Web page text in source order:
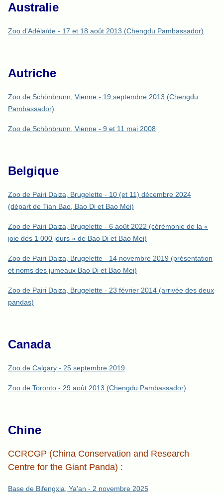
Australie
Zoo d'Adélaïde - 17 et 18 août 2013 (Chengdu Pambassador)
Autriche
Zoo de Schönbrunn, Vienne - 19 septembre 2013 (Chengdu
Pambassador)
Zoo de Schönbrunn, Vienne - 9 et 11 mai 2008
Belgique
Zoo de Pairi Daiza, Brugelette - 10 (et 11) décembre 2024
(départ de Tian Bao, Bao Di et Bao Mei)
Zoo de Pairi Daiza, Brugelette - 6 août 2022 (cérémonie de la «
joie des 1 000 jours » de Bao Di et Bao Mei)
Zoo de Pairi Daiza, Brugelette - 14 novembre 2019 (présentation
et noms des jumeaux Bao Di et Bao Mei)
Zoo de Pairi Daiza, Brugelette - 23 février 2014 (arrivée des deux
pandas)
Canada
Zoo de Calgary - 25 septembre 2019
Zoo de Toronto - 29 août 2013 (Chengdu Pambassador)
Chine
CCRCGP (China Conservation and Research
Centre for the Giant Panda) :
Base de Bifengxia, Ya'an - 2 novembre 2025